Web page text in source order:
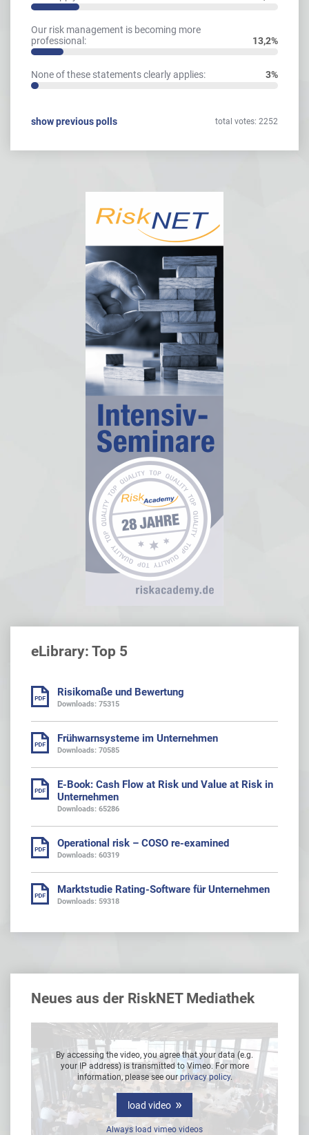
Our risk management is becoming more
professional:
13,2%
None of these statements clearly applies: 3%
show previous polls total votes: 2252
eLibrary: Top 5
Risikomaße und Bewertung
Downloads: 75315
Frühwarnsysteme im Unternehmen
Downloads: 70585
E-Book: Cash Flow at Risk und Value at Risk in
Unternehmen
Downloads: 65286
Operational risk – COSO re-examined
Downloads: 60319
Marktstudie Rating-Software für Unternehmen
Downloads: 59318
Neues aus der RiskNET Mediathek
By accessing the video, you agree that your data (e.g.
your IP address) is transmitted to Vimeo. For more
information, please see ourprivacy policy.
load video
Always load vimeo videos